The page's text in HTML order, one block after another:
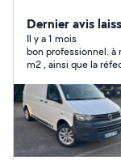
j'ai une
journée
Dernier avis
Il y a 1 mois
bon professionnel. à
m2 , ainsi que la